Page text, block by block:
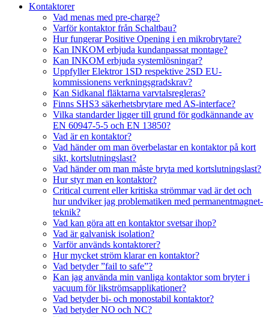
Kontaktorer
Vad menas med pre-charge?
Varför kontaktor från Schaltbau?
Hur fungerar Positive Opening i en mikrobrytare?
Kan INKOM erbjuda kundanpassat montage?
Kan INKOM erbjuda systemlösningar?
Uppfyller Elektror 1SD respektive 2SD EU-
kommissionens verkningsgradskrav?
Kan Sidkanal fläktarna varvtalsregleras?
Finns SHS3 säkerhetsbrytare med AS-interface?
Vilka standarder ligger till grund för godkännande av
EN 60947-5-5 och EN 13850?
Vad är en kontaktor?
Vad händer om man överbelastar en kontaktor på kort
sikt, kortslutningslast?
Vad händer om man måste bryta med kortslutningslast?
Hur styr man en kontaktor?
Critical current eller kritiska strömmar vad är det och
hur undviker jag problematiken med permanentmagnet-
teknik?
Vad kan göra att en kontaktor svetsar ihop?
Vad är galvanisk isolation?
Varför används kontaktorer?
Hur mycket ström klarar en kontaktor?
Vad betyder ”fail to safe”?
Kan jag använda min vanliga kontaktor som bryter i
vacuum för likströmsapplikationer?
Vad betyder bi- och monostabil kontaktor?
Vad betyder NO och NC?